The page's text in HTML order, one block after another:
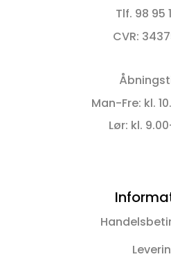
Tlf. 98 95
CVR:
Man-Fre: kl.
Lør: kl.